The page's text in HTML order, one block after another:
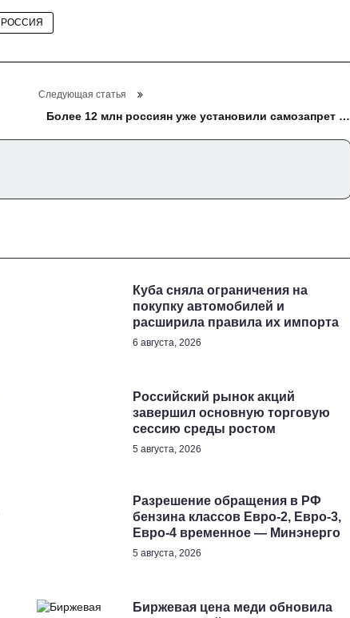
РОССИЯ
Следующая статья
Более 12 млн россиян уже установили самозапрет на
Куба сняла ограничения на
покупку автомобилей и
расширила правила их импорта
6 августа, 2026
Российский рынок акций
завершил основную торговую
сессию среды ростом
5 августа, 2026
Разрешение обращения в РФ
бензина классов Евро-2, Евро-3,
Евро-4 временное — Минэнерго
5 августа, 2026
Биржевая цена меди обновила